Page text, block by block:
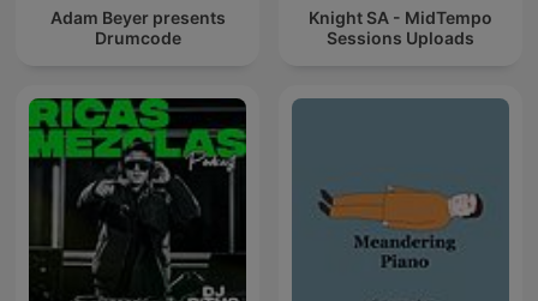
Adam Beyer presents
Drumcode
Knight SA - MidTempo
Sessions Uploads